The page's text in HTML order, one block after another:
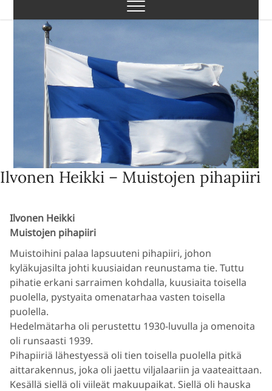
to
Ilvonen Heikki – Muistojen pihapiiri
Ilvonen Heikki
Muistojen pihapiiri
Muistoihini palaa lapsuuteni pihapiiri, johon
kyläkujasilta johti kuusiaidan reunustama tie. Tuttu
pihatie erkani sarraimen kohdalla, kuusiaita toisella
puolella, pystyaita omenatarhaa vasten toisella
puolella.
Hedelmätarha oli perustettu 1930-luvulla ja omenoita
oli runsaasti 1939.
Pihapiiriä lähestyessä oli tien toisella puolella pitkä
aittarakennus, joka oli jaettu viljalaariin ja vaateaittaan.
Kesällä siellä oli viileät makuupaikat. Siellä oli hauska